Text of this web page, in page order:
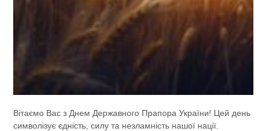
Вітаємо Вас з Днем Державного Прапора України! Цей день
символізує єдність, силу та незламність нашої нації.